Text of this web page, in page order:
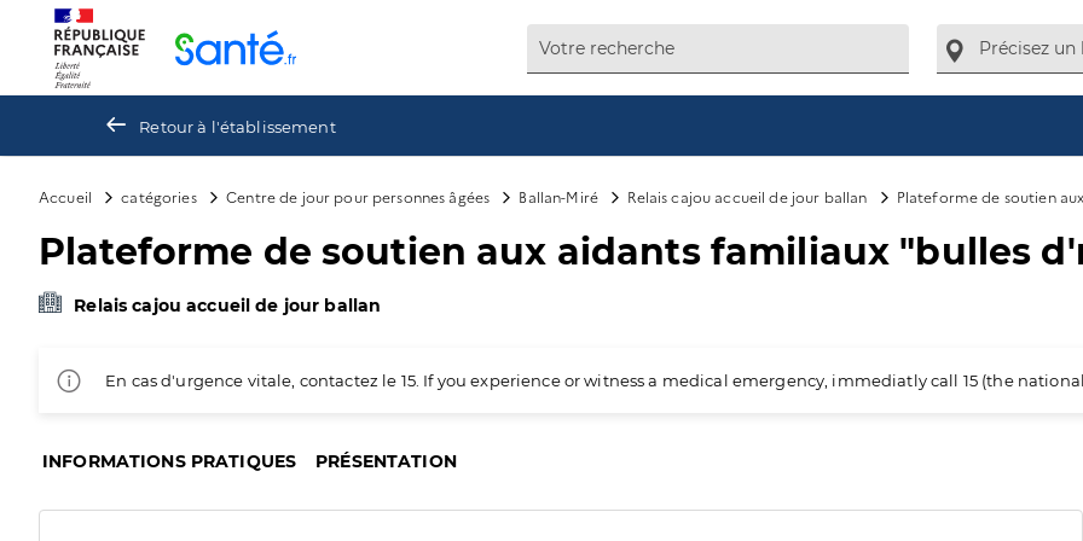
Retour à l'établissement
Accueil catégories Centre de jour pour personnes âgées Ballan-Miré Relais cajou accueil de jour ballan Plateforme de soutien
Plateforme de soutien aux aidants familiaux "bulles
Relais cajou accueil de jour ballan
En cas d'urgence vitale, contactez le 15. If you experience or witness a medical emergency, immediatly call 15 (the
INFORMATIONS PRATIQUES PRÉSENTATION
Panneau de gestion des cookies